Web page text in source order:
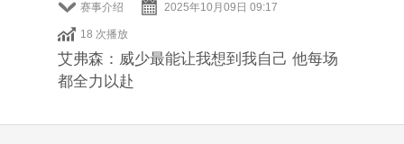
赛事介绍 2025年10月09日 09:17
18 次播放
艾弗森：威少最能让我想到我自己 他每场
都全力以赴